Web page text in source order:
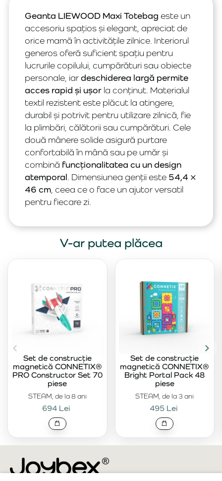
Geanta LIEWOOD Maxi Totebag este un
accesoriu spațios și elegant, apreciat de
orice mamă în activitățile zilnice. Interiorul
generos oferă suficient spațiu pentru
lucrurile copilului, cumpărături sau obiecte
personale, iardeschiderea largă permite
acces rapid și ușor la conținut. Materialul
textil rezistent este plăcut la atingere,
durabil și potrivit pentru utilizare zilnică, fie
la plimbări, călătorii sau cumpărături. Cele
două mânere solide asigură purtare
confortabilă în mână sau pe umăr și
combină funcționalitatea cu un design
atemporal. Dimensiunea genții este 54,4 ×
46 cm, ceea ce o face un ajutor versatil
pentru fiecare zi.
V-ar putea plăcea
STEAM, de la 8 ani
Set de construcție
magnetică CONNETIX®
PRO Constructor Set 70
piese
694 Lei
STEAM, de la 3 ani
Set de construcție
magnetică CONNETIX®
Bright Portal Pack 48
piese
495 Lei